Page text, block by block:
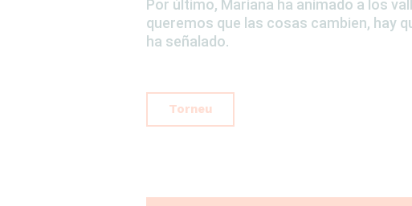
Por último, Mariana ha animado a los
queremos que las cosas cambien, hay
ha señalado.
Torneu